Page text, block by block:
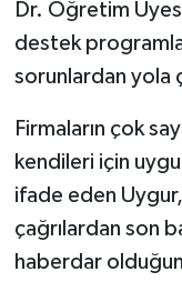
Dr. Öğretim
destek
sorunlardan yola
Firmaların çok
kendileri için
ifade eden
çağrılardan son
haberdar